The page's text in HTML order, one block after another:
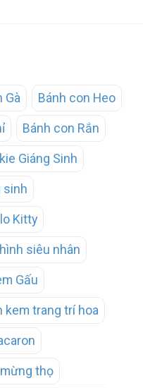
Gà Bánh con Heo
Bánh con Rắn
Giáng Sinh
sinh
Kitty
siêu nhân
Gấu
kem trang trí hoa
thọ